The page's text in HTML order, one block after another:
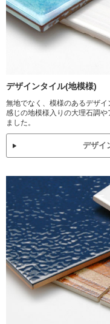
デザインタイル(地模様)
無地でなく、模様のあるデザ
感じの地模様入りの大理石調
ました。
デザイ